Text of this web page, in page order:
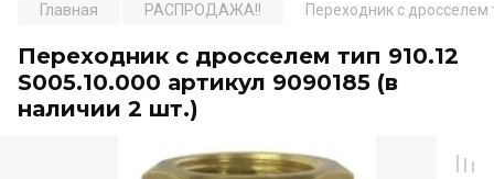
Главная РАСПРОДАЖА!! Переходник с дросселем
Переходник с дросселем тип 910.12
S005.10.000 артикул 9090185 (в
наличии 2 шт.)